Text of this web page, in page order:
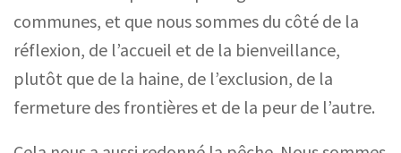
communes, et que nous sommes du côté de la
réflexion, de l’accueil et de la bienveillance,
plutôt que de la haine, de l’exclusion, de la
fermeture des frontières et de la peur de l’autre.